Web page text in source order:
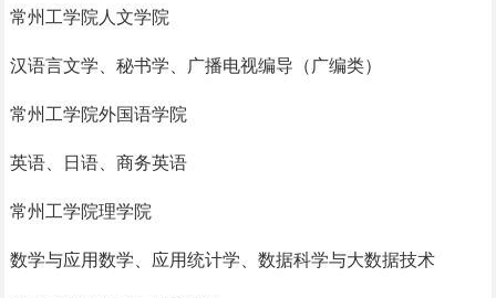
常州工学院人文学院
汉语言文学、秘书学、广播电视编导（广编类）
常州工学院外国语学院
英语、日语、商务英语
常州工学院理学院
数学与应用数学、应用统计学、数据科学与大数据技术